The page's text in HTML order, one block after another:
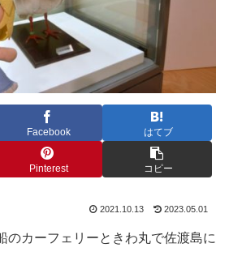
Facebook はてブ
Pinterest コピー
2021.10.13 2023.05.01
のカーフェリーときわ丸で佐渡島に